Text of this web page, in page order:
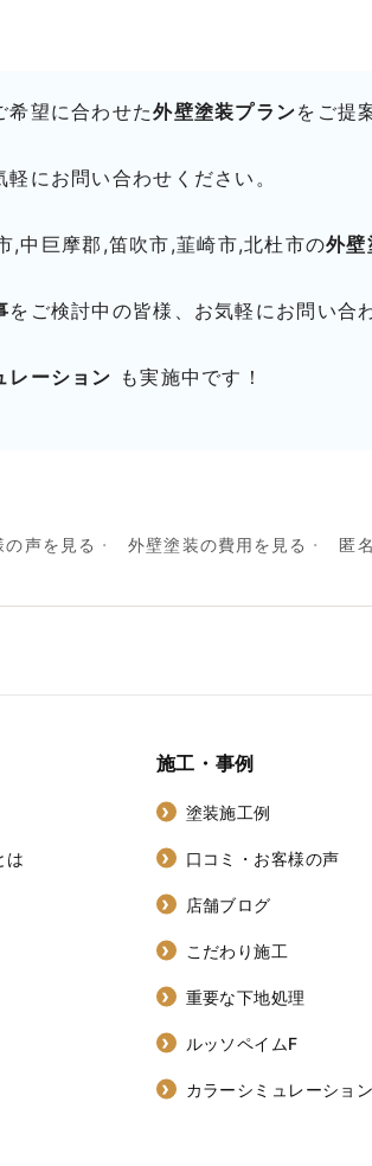
希望に合わせた外壁塗装プランをご提
にお問い合わせください。
,中巨摩郡,笛吹市,韮崎市,北杜市の外壁
をご検討中の皆様、お気軽にお問い合
レーション も実施中です！
の声を見る 外壁塗装の費用を見る
匿
は
施工・事例
塗装施工例
口コミ・お客様の声
店舗ブログ
こだわり施工
重要な下地処理
ルッソペイムF
カラーシミュレーション